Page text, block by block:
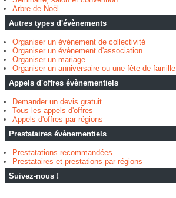
Arbre de Noël
Autres types d'évènements
Organiser un évènement de collectivité
Organiser un évènement d'association
Organiser un mariage
Organiser un anniversaire ou une fête de famille
Appels d'offres évènementiels
Demander un devis gratuit
Tous les appels d'offres
Appels d'offres par régions
Prestataires évènementiels
Prestatations recommandées
Prestataires et prestations par régions
Suivez-nous !